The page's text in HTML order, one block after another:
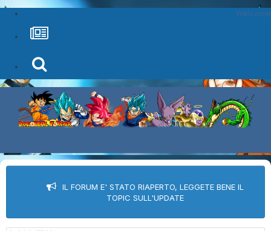
Welcome
IL FORUM E' STATO RIAPERTO, LEGGETE BENE IL
TOPIC SULL'UPDATE